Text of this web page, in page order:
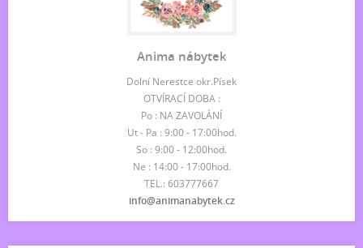
Anima nábytek
Dolní Nerestce okr.Písek
OTVÍRACÍ DOBA :
Po : NA ZAVOLÁNÍ
Ut - Pa : 9:00 - 17:00hod.
So : 9:00 - 12:00hod.
Ne : 14:00 - 17:00hod.
TEL.: 603777667
info@animanabytek.cz